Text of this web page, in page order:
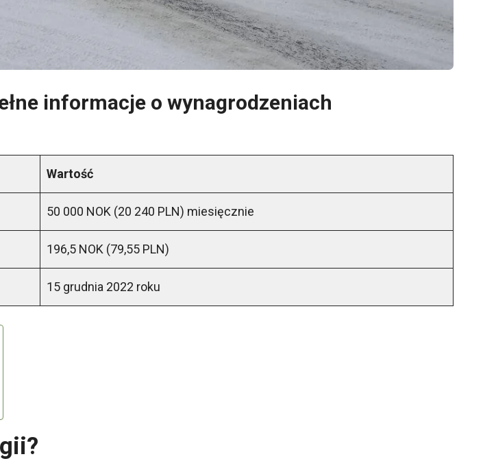
informacje o wynagrodzeniach
Wartość
50 000 NOK (20 240 PLN) miesięcznie
196,5 NOK (79,55 PLN)
15 grudnia 2022 roku